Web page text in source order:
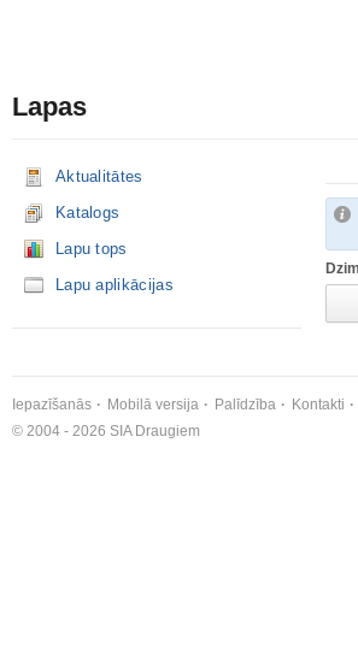
Lapas
Aktualitātes
Katalogs
Lapu tops
Lapu aplikācijas
Iepazīšanās Mobilā versija Palīdzība Kontakti
© 2004 - 2026 SIA Draugiem